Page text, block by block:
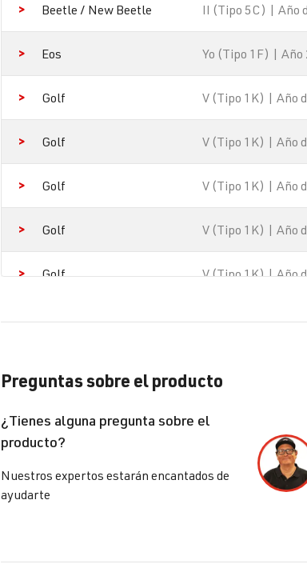
Beetle / New Beetle II (Tipo 5C) | Año
Eos Yo (Tipo 1F) |
Golf V (Tipo 1K) | Año
Golf V (Tipo 1K) | Año
Golf V (Tipo 1K) | Año
Golf V (Tipo 1K) | Año
Golf V (Tipo 1K) | Año
Golf VI (Tipo 5K1) |
Passat B6 (Tipo 3C) |
Passat B6 (Tipo 3C) | BJ
Preguntas sobre el producto
¿Tienes alguna pregunta sobre el
producto?
Nuestros expertos estarán encantados de
ayudarte